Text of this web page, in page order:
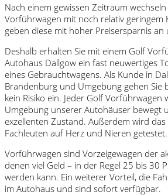
Nach einem gewissen Zeitraum
Vorführwagen mit noch relativ geringem
geben diese mit hoher Preisersparnis an
Deshalb erhalten Sie mit einem Golf
Autohaus Dallgow ein fast neuwertiges
eines Gebrauchtwagens. Als Kunde in
Brandenburg und Umgebung gehen Sie
kein Risiko ein. Jeder Golf
Umgebung unserer Autohäuser bewegt
exzellenten Zustand. Außerdem wird
Fachleuten auf Herz und Nieren getestet.
Vorführwagen sind Vorzeigewagen der
denen viel Geld – in der Regel 25 bis 30
werden kann. Ein weiterer Vorteil, die
im Autohaus und sind sofort verfügbar.